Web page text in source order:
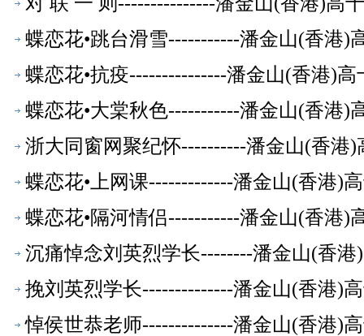
蝶恋花•跳台滑雪-----------潘金山(香港)
蝶恋花•抗疫---------------潘金山(香港)
蝶恋花•大棠秋色-----------潘金山(香港)
浙大同窗网聚纪怀----------潘金山(香港
蝶恋花•上网课-------------潘金山(香港)
蝶恋花•隔河情侣-----------潘金山(香港)
沉痛悼念刘英烈学长--------潘金山(香
挽刘英烈学长--------------潘金山(香港)
悼侯世恭老师--------------潘金山(香港)